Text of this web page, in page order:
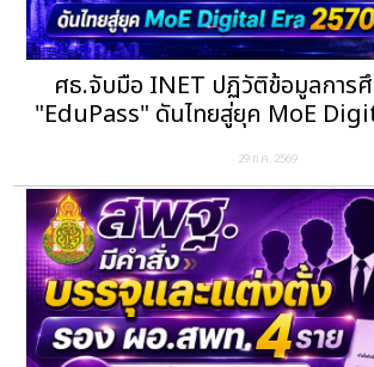
ศธ.จับมือ INET ปฏิวัติข้อมูลการ
"EduPass" ดันไทยสู่ยุค MoE
29 ก.ค. 2569